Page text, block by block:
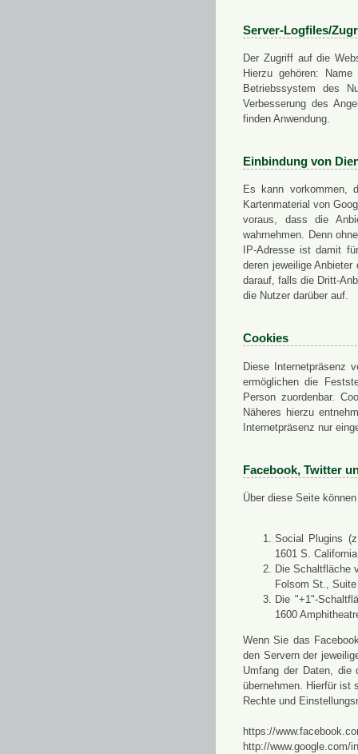
Server-Logfiles/
Der Zugriff auf die
Hierzu gehören:
Betriebssystem des
Verbesserung des
finden Anwendung.
Einbindung von
Es kann vorkommen,
Kartenmaterial von
voraus, dass die
wahrnehmen. Denn
IP-Adresse ist damit
deren jeweilige
darauf, falls die Dritt-
die Nutzer darüber auf.
Cookies
Diese Internetpräsenz
ermöglichen die
Person zuordenbar.
Näheres hierzu
Internetpräsenz nur
Facebook, Twitter
Über diese Seite
Social Plugins
1601 S.
Die Schaltfläche
Folsom St.,
Die "+1"-
1600
Wenn Sie das
den Servern der
Umfang der Daten, die
übernehmen. Hierfür ist
Rechte und
https://
http://www.google.com/